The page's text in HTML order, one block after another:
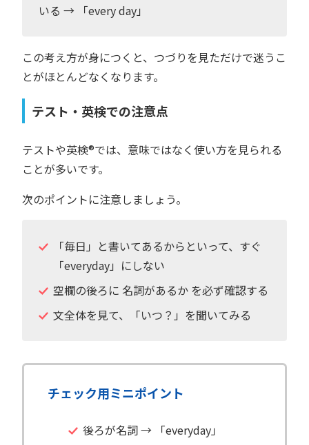
いる → 「every day」
この考え方が身につくと、つづりを見ただけで迷うこ
とがほとんどなくなります。
テスト・英検での注意点
テストや英検®︎では、意味ではなく使い方を見られる
ことが多いです。
次のポイントに注意しましょう。
「毎日」と書いてあるからといって、すぐ
「everyday」にしない
空欄の後ろに 名詞があるか を必ず確認する
文全体を見て、「いつ？」を聞いてみる
チェック用ミニポイント
後ろが名詞 → 「everyday」